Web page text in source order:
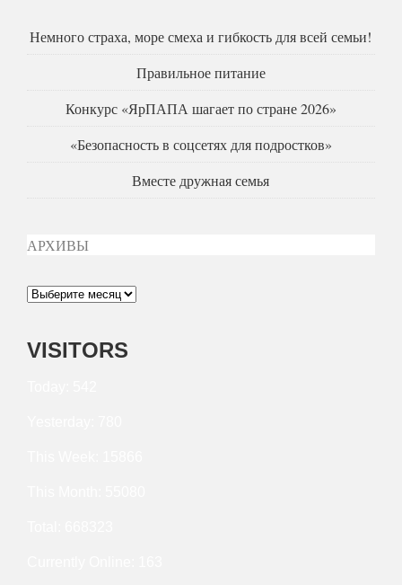
Немного страха, море смеха и гибкость для всей семьи!
Правильное питание
Конкурс «ЯрПАПА шагает по стране 2026»
«Безопасность в соцсетях для подростков»
Вместе дружная семья
АРХИВЫ
Архивы
VISITORS